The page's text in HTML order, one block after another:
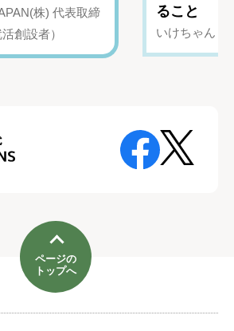
株) 代表取締
創設者）
ること
いけちゃん（
ページの
トップへ